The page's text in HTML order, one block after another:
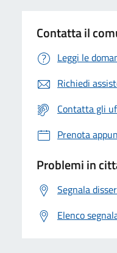
Contatta il
Leggi le
Richiedi
Contatta gli
Prenota
Problemi in
Segnala
Elenco